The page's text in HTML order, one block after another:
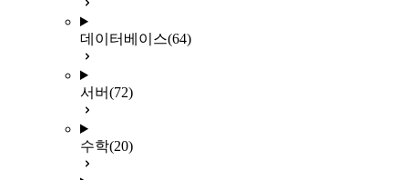
데이터베이스(64)
서버(72)
수학(20)